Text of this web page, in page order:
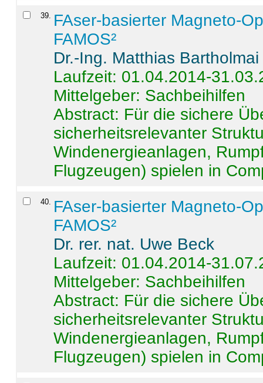
39. FAser-basierter Magneto-
FAMOS²
Dr.-Ing. Matthias Bartholmai
Laufzeit: 01.04.2014-
Mittelgeber: Sachbeihilfen
Abstract: Für die sichere
sicherheitsrelevanter
Windenergieanlagen,
Flugzeugen) spielen in
40. FAser-basierter Magneto-
FAMOS²
Dr. rer. nat. Uwe Beck
Laufzeit: 01.04.2014-
Mittelgeber: Sachbeihilfen
Abstract: Für die sichere
sicherheitsrelevanter
Windenergieanlagen,
Flugzeugen) spielen in